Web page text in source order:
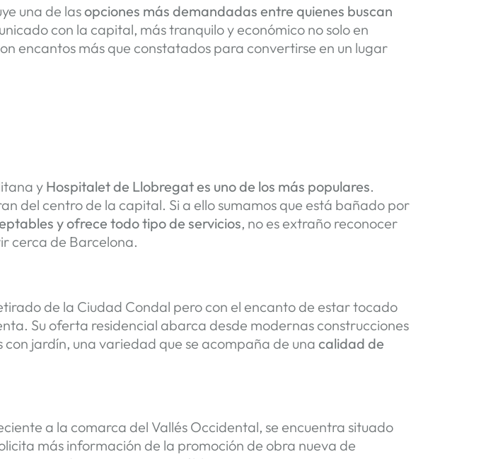
una de lasopciones más demandadas entre quienes buscan
con la capital, más tranquilo y económico no solo en
encantos más que constatados para convertirse en un lugar
y Hospitalet de Llobregat es uno de los más populares.
del centro de la capital. Si a ello sumamos que está bañado por
y ofrece todo tipo de servicios, no es extraño reconocer
cerca de Barcelona.
de la Ciudad Condal pero con el encanto de estar tocado
Su oferta residencial abarca desde modernas construcciones
jardín, una variedad que se acompaña de unacalidad de
a la comarca del Vallés Occidental, se encuentra situado
más información de la promoción de obra nueva de